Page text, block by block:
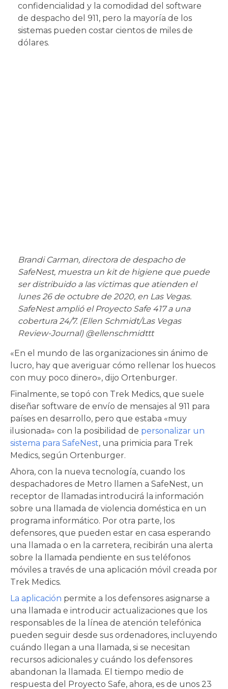
confidencialidad y la comodidad del software
de despacho del 911, pero la mayoría de los
sistemas pueden costar cientos de miles de
dólares.
Brandi Carman, directora de despacho de
SafeNest, muestra un kit de higiene que puede
ser distribuido a las víctimas que atienden el
lunes 26 de octubre de 2020, en Las Vegas.
SafeNest amplió el Proyecto Safe 417 a una
cobertura 24/7. (Ellen Schmidt/Las Vegas
Review-Journal) @ellenschmidttt
«En el mundo de las organizaciones sin ánimo de
lucro, hay que averiguar cómo rellenar los huecos
con muy poco dinero», dijo Ortenburger.
Finalmente, se topó con Trek Medics, que suele
diseñar software de envío de mensajes al 911 para
países en desarrollo, pero que estaba «muy
ilusionada» con la posibilidad de personalizar un
sistema para SafeNest, una primicia para Trek
Medics, según Ortenburger.
Ahora, con la nueva tecnología, cuando los
despachadores de Metro llamen a SafeNest, un
receptor de llamadas introducirá la información
sobre una llamada de violencia doméstica en un
programa informático. Por otra parte, los
defensores, que pueden estar en casa esperando
una llamada o en la carretera, recibirán una alerta
sobre la llamada pendiente en sus teléfonos
móviles a través de una aplicación móvil creada por
Trek Medics.
La aplicación permite a los defensores asignarse a
una llamada e introducir actualizaciones que los
responsables de la línea de atención telefónica
pueden seguir desde sus ordenadores, incluyendo
cuándo llegan a una llamada, si se necesitan
recursos adicionales y cuándo los defensores
abandonan la llamada. El tiempo medio de
respuesta del Proyecto Safe, ahora, es de unos 23